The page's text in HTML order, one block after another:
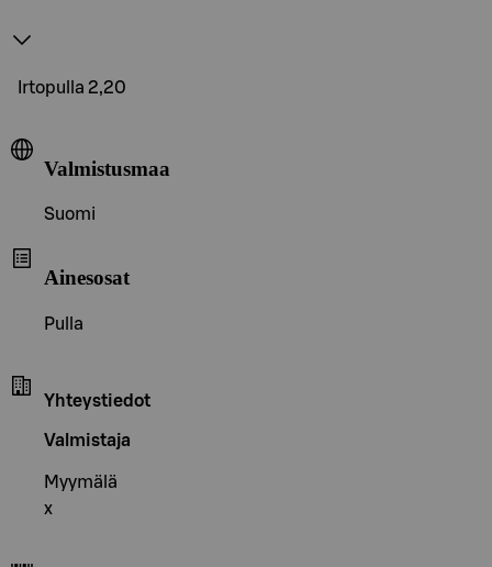
Irtopulla 2,20
Valmistusmaa
Suomi
Ainesosat
Pulla
Yhteystiedot
Valmistaja
Myymälä
x